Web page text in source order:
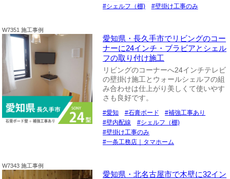
シェルフ（棚)
壁掛け工事のみ
W7351 施工事例
愛知県・長久手市でリビングのコー
ナーに24インチ・ブラビアとシェル
フの取り付け施工
リビングのコーナーへ24インチテレビ
の壁掛け施工とウォールシェルフの組
み合わせは仕上がり美しくて使いやす
さも良好です。
愛知 石膏ボード
補強工事あり
壁内配線
シェルフ（棚)
壁掛け工事のみ
一条工務店｜タマホーム
W7343 施工事例
愛知県・北名古屋市で木壁に32イン